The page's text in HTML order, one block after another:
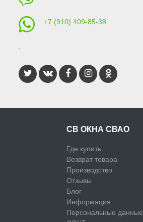
+7 (910) 409-85-38
СВ ОКНА СВАО
Где купить
Возврат товара
Производство
Отзывы
Блог
Информация
Персональные данные